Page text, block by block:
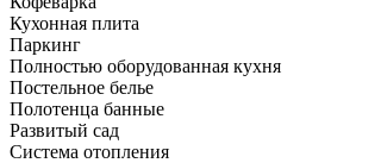
Кухонная плита
Паркинг
Полностью оборудованная кухня
Постельное белье
Полотенца банные
Развитый сад
Система отопления